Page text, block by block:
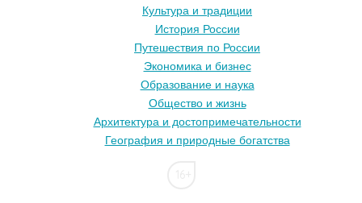
Культура и традиции
История России
Путешествия по России
Экономика и бизнес
Образование и наука
Общество и жизнь
Архитектура и достопримечательности
География и природные богатства